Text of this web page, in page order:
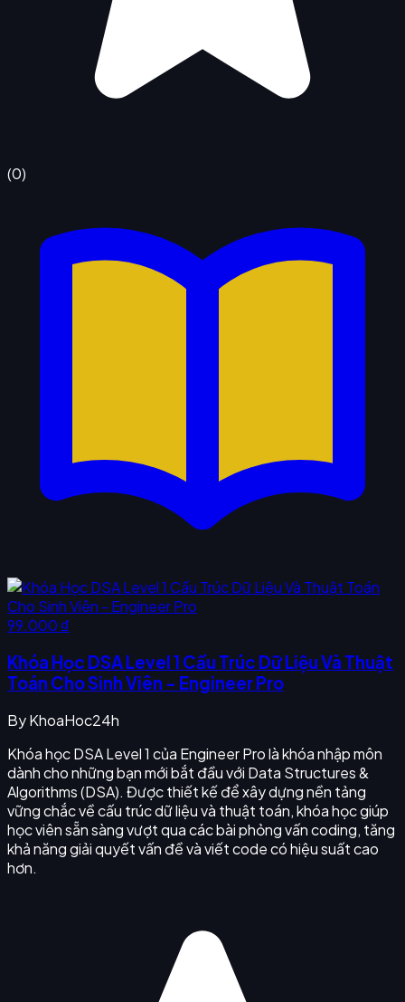
(0)
99.000 ₫
Khóa Học DSA Level 1 Cấu Trúc Dữ Liệu Và Thuật
Toán Cho Sinh Viên - Engineer Pro
ByKhoaHoc24h
Khóa học DSA Level 1 của Engineer Pro là khóa nhập môn
dành cho những bạn mới bắt đầu với Data Structures &
Algorithms (DSA). Được thiết kế để xây dựng nền tảng
vững chắc về cấu trúc dữ liệu và thuật toán, khóa học giúp
học viên sẵn sàng vượt qua các bài phỏng vấn coding, tăng
khả năng giải quyết vấn đề và viết code có hiệu suất cao
hơn.